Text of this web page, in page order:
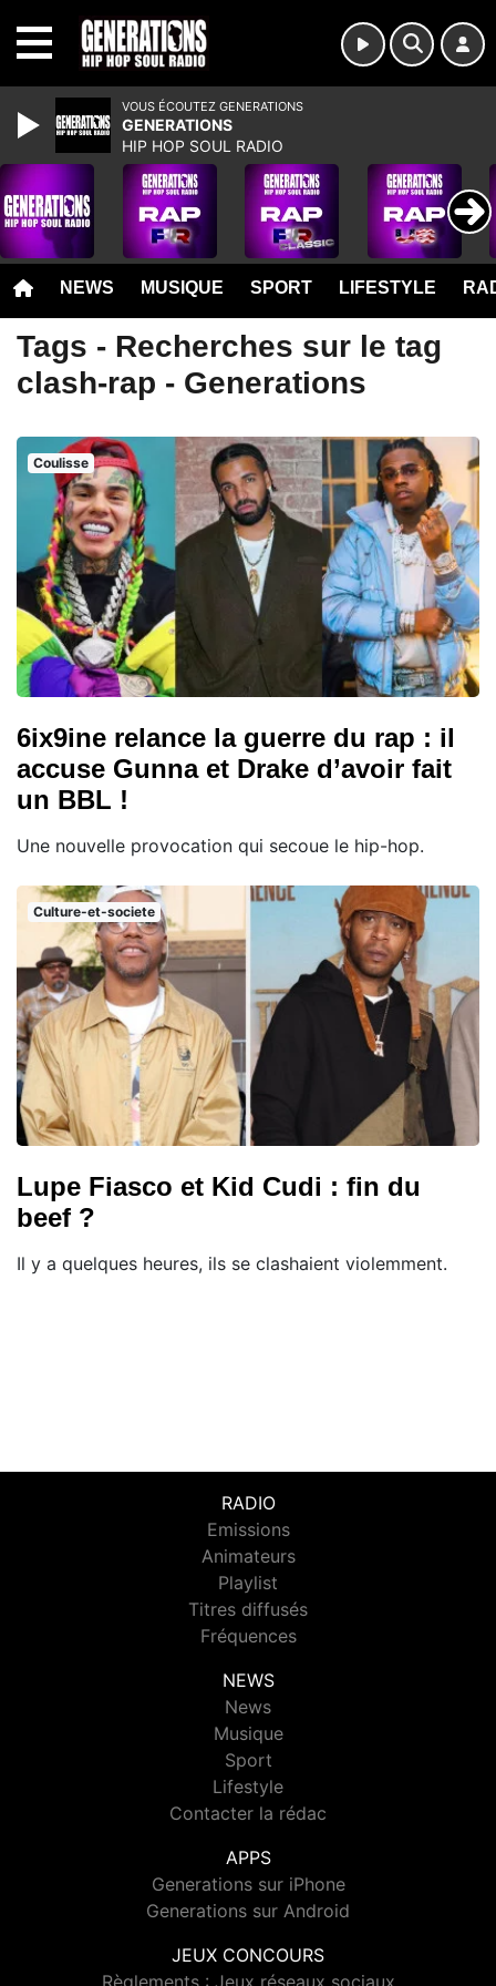
NEWS MUSIQUE SPORT LIFESTYLE
Tags - Recherches sur le tag
clash-rap - Generations
Coulisse
6ix9ine relance la guerre du rap : il
accuse Gunna et Drake d’avoir fait
un BBL !
Une nouvelle provocation qui secoue le hip-hop.
Culture-et-societe
Lupe Fiasco et Kid Cudi : fin du
beef ?
Il y a quelques heures, ils se clashaient violemment.
RADIO
Emissions
Animateurs
Playlist
Titres diffusés
Fréquences
NEWS
News
Musique
Sport
Lifestyle
Contacter la rédac
APPS
Generations sur iPhone
Generations sur Android
JEUX CONCOURS
VOUS ÉCOUTEZ GENERATIONS
GENERATIONS
HIP HOP SOUL RADIO